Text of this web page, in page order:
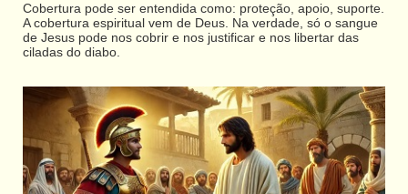
Cobertura pode ser entendida como: proteção, apoio, suporte.
A cobertura espiritual vem de Deus. Na verdade, só o sangue
de Jesus pode nos cobrir e nos justificar e nos libertar das
ciladas do diabo.